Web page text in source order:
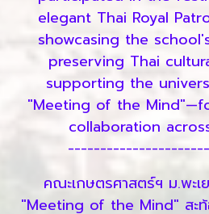
elegant Thai Royal
showcasing the
preserving Thai
supporting the
"Meeting of the
collaboration
คณะเกษตรศาสตร์ฯ ม.พะ
"Meeting of the Mind" สะ